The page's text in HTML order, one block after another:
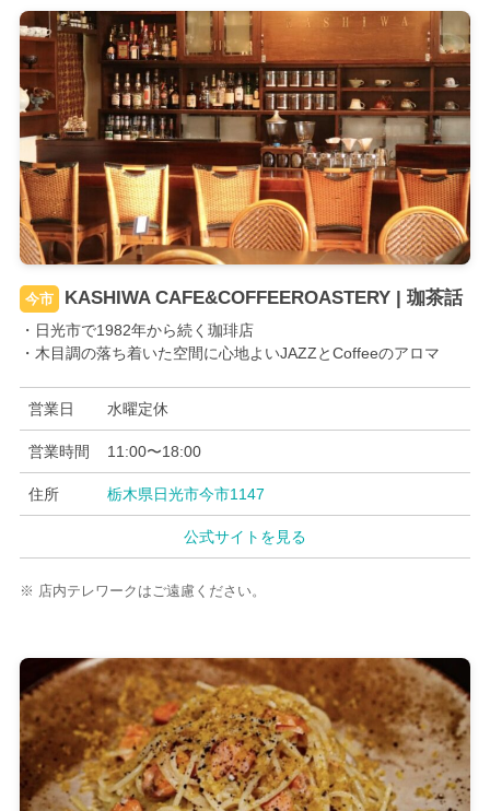
今市 KASHIWA CAFE&COFFEEROASTERY | 珈茶話
・日光市で1982年から続く珈琲店
・木目調の落ち着いた空間に心地よいJAZZとCoffeeのアロマ
営業日 水曜定休
営業時間 11:00〜18:00
住所 栃木県日光市今市1147
公式サイトを見る
※ 店内テレワークはご遠慮ください。